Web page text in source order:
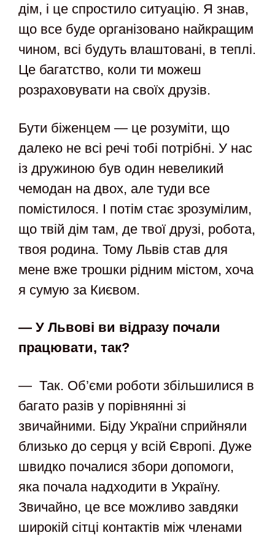
дім, і це спростило ситуацію. Я знав,
що все буде організовано найкращим
чином, всі будуть влаштовані, в теплі.
Це багатство, коли ти можеш
розраховувати на своїх друзів.
Бути біженцем — це розуміти, що
далеко не всі речі тобі потрібні. У нас
із дружиною був один невеликий
чемодан на двох, але туди все
помістилося. І потім стає зрозумілим,
що твій дім там, де твої друзі, робота,
твоя родина. Тому Львів став для
мене вже трошки рідним містом, хоча
я сумую за Києвом.
— У Львові ви відразу почали
працювати, так?
— Так. Об’єми роботи збільшилися в
багато разів у порівнянні зі
звичайними. Біду України сприйняли
близько до серця у всій Європі. Дуже
швидко почалися збори допомоги,
яка почала надходити в Україну.
Звичайно, це все можливо завдяки
широкій сітці контактів між членами